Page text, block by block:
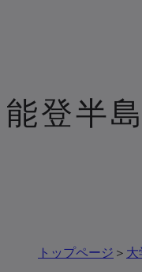
能登半
トップページ 大